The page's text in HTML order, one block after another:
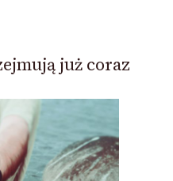
już coraz